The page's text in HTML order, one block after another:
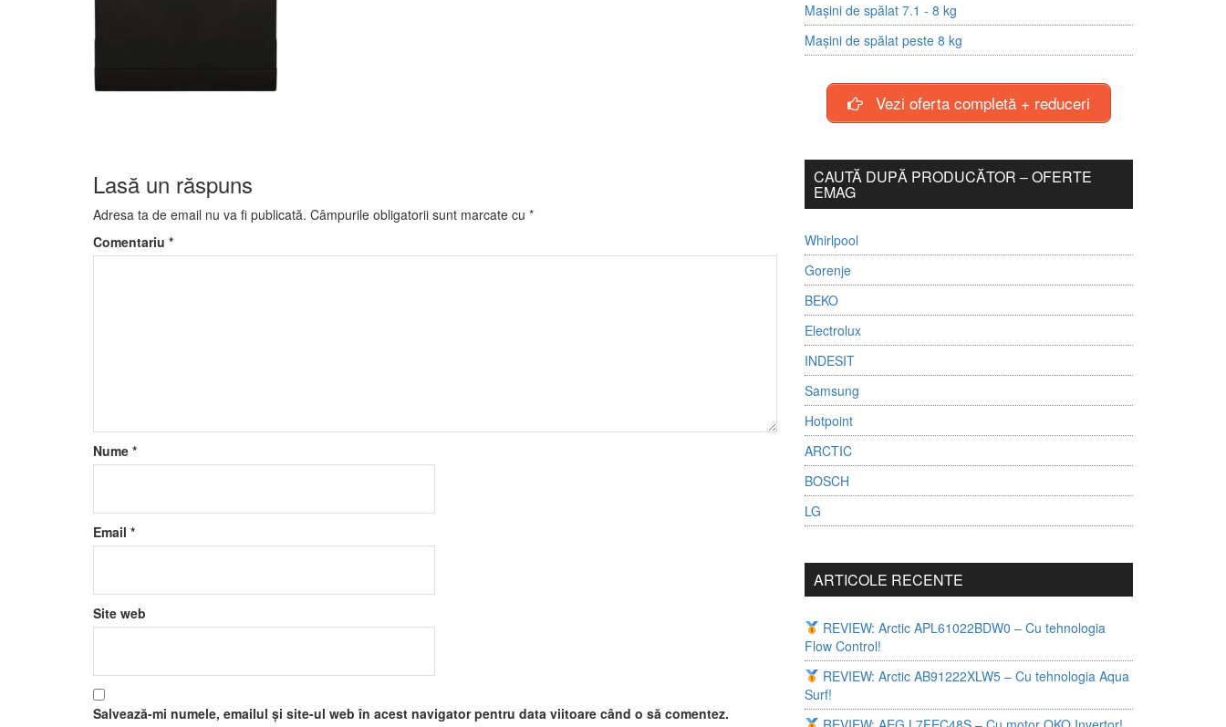
Lasă un răspuns
Adresa ta de email nu va fi publicată. Câmpurile obligatorii sunt marcate cu *
Comentariu *
Nume *
Email *
Site web
Salvează-mi numele, emailul și site-ul web în acest navigator pentru data viitoare când o să comentez.
Mașini de spălat 7.1 - 8 kg
Mașini de spălat peste 8 kg
Vezi oferta completă + reduceri
CAUTĂ DUPĂ PRODUCĂTOR – OFERTE
EMAG
Whirlpool
Gorenje
BEKO
Electrolux
INDESIT
Samsung
Hotpoint
ARCTIC
BOSCH
LG
ARTICOLE RECENTE
REVIEW: Arctic APL61022BDW0 – Cu tehnologia
Flow Control!
REVIEW: Arctic AB91222XLW5 – Cu tehnologia Aqua
Surf!